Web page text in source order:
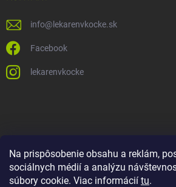
Na prispôsobenie obsahu a reklám,
sociálnych médií a analýzu
súbory cookie. Viac informácií tu.
info@ lekarenvkocke.sk
Facebook
lekarenvkocke